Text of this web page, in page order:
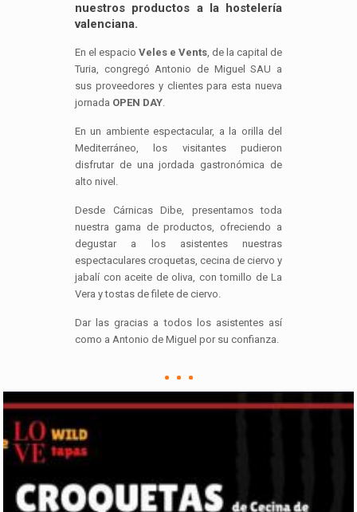
nuestros productos a la hostelería
valenciana.
En el espacio Veles e Vents, de la capital de
Turia, congregó Antonio de Miguel SAU a
sus proveedores y clientes para esta nueva
jornada OPEN DAY.
En un ambiente espectacular, a la orilla del
Mediterráneo, los visitantes pudieron
disfrutar de una jordada gastronómica de
alto nivel.
Desde Cárnicas Dibe, presentamos toda
nuestra gama de productos, ofreciendo a
degustar a los asistentes nuestras
espectaculares croquetas, cecina de ciervo y
jabalí con aceite de oliva, con tomillo de La
Vera y tostas de filete de ciervo.
Dar las gracias a todos los asistentes así
como a Antonio de Miguel por su confianza.